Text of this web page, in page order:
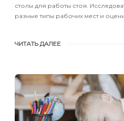
столы для работы стоя.
разные типы рабочих мест и
ЧИТАТЬ ДАЛЕЕ